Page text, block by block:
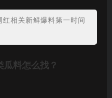
相关新鲜爆料第一时间
瓜料怎么找？